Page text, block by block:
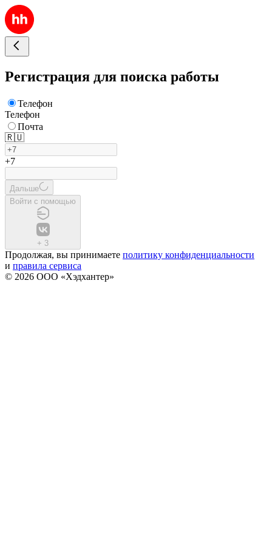
Регистрация для поиска работы
Телефон
Телефон
Почта
🇷🇺
+7
Дальше
Войти с помощью
+ 3
Продолжая, вы принимаете политику конфиденциальности
и правила сервиса
© 2026 ООО «Хэдхантер»